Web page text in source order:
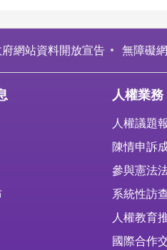
府網站資料開放宣告 無障礙
人權業務
人權議題
陳情申訴
參與憲法
系統性訪
人權教育
國際合作